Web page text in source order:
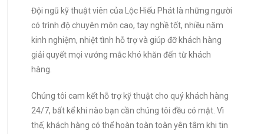
Đội ngũ kỹ thuật viên của Lộc Hiếu Phát là những người
có trình độ chuyên môn cao, tay nghề tốt, nhiều năm
kinh nghiệm, nhiệt tình hỗ trợ và giúp đỡ khách hàng
giải quyết mọi vướng mắc khó khăn đến từ khách
hàng.
Chúng tôi cam kết hỗ trợ kỹ thuật cho quý khách hàng
24/7, bất kể khi nào bạn cần chúng tôi đều có mặt. Vì
thế, khách hàng có thể hoàn toàn toàn yên tâm khi tin